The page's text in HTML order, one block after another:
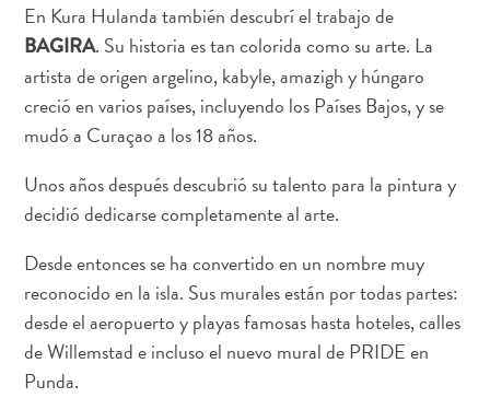
Requisitos
de
viaje
qué
Curazao?
En
Curaçao
Aplicaciones
de
En Kura Hulanda también descubrí el trabajo de
BAGIRA. Su historia es tan colorida como su arte. La
artista de origen argelino, kabyle, amazigh y húngaro
creció en varios países, incluyendo los Países Bajos, y se
mudó a Curaçao a los 18 años.
Unos años después descubrió su talento para la pintura y
decidió dedicarse completamente al arte.
Desde entonces se ha convertido en un nombre muy
reconocido en la isla. Sus murales están por todas partes:
desde el aeropuerto y playas famosas hasta hoteles, calles
de Willemstad e incluso el nuevo mural de PRIDE en
Punda.